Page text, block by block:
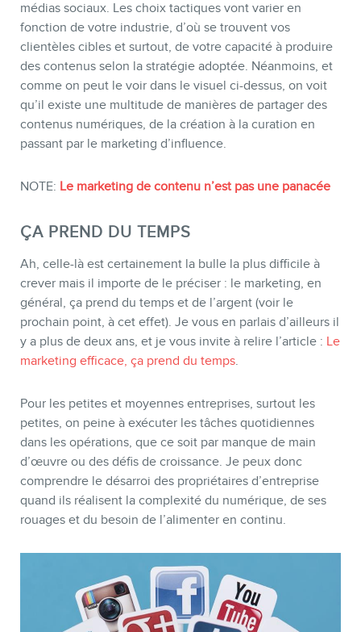
médias sociaux. Les choix tactiques vont varier en
fonction de votre industrie, d’où se trouvent vos
clientèles cibles et surtout, de votre capacité à produire
des contenus selon la stratégie adoptée. Néanmoins, et
comme on peut le voir dans le visuel ci-dessus, on voit
qu’il existe une multitude de manières de partager des
contenus numériques, de la création à la curation en
passant par le marketing d’influence.
NOTE: Le marketing de contenu n’est pas une panacée
ÇA PREND DU TEMPS
Ah, celle-là est certainement la bulle la plus difficile à
crever mais il importe de le préciser : le marketing, en
général, ça prend du temps et de l’argent (voir le
prochain point, à cet effet). Je vous en parlais d’ailleurs il
y a plus de deux ans, et je vous invite à relire l’article : Le
marketing efficace, ça prend du temps.
Pour les petites et moyennes entreprises, surtout les
petites, on peine à exécuter les tâches quotidiennes
dans les opérations, que ce soit par manque de main
d’œuvre ou des défis de croissance. Je peux donc
comprendre le désarroi des propriétaires d’entreprise
quand ils réalisent la complexité du numérique, de ses
rouages et du besoin de l’alimenter en continu.